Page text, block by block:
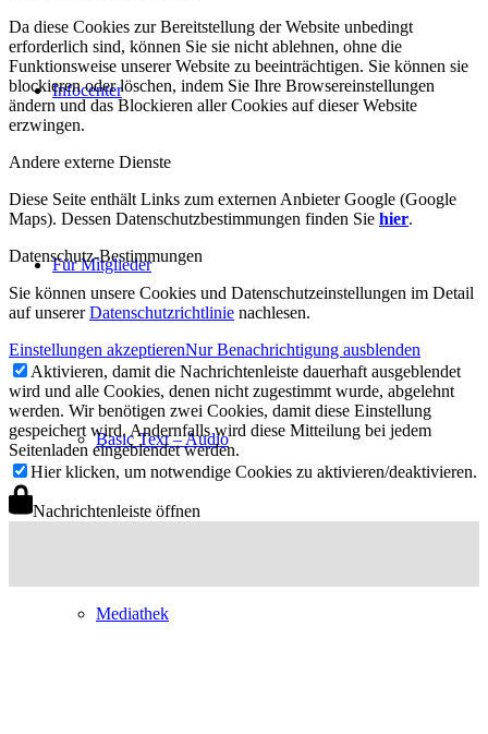
Infocenter
Für Mitglieder
Basic Text – Audio
Mediathek
Da diese Cookies zur Bereitstellung der Website unbedingt
erforderlich sind, können Sie sie nicht ablehnen, ohne die
Funktionsweise unserer Website zu beeinträchtigen. Sie können sie
blockieren oder löschen, indem Sie Ihre Browsereinstellungen
ändern und das Blockieren aller Cookies auf dieser Website
erzwingen.
Andere externe Dienste
Diese Seite enthält Links zum externen Anbieter Google (Google
Maps). Dessen Datenschutzbestimmungen finden Sie hier.
Datenschutz-Bestimmungen
Sie können unsere Cookies und Datenschutzeinstellungen im Detail
auf unsererDatenschutzrichtlinie nachlesen.
Einstellungen akzeptierenNur Benachrichtigung ausblenden
Aktivieren, damit die Nachrichtenleiste dauerhaft ausgeblendet
wird und alle Cookies, denen nicht zugestimmt wurde, abgelehnt
werden. Wir benötigen zwei Cookies, damit diese Einstellung
gespeichert wird. Andernfalls wird diese Mitteilung bei jedem
Seitenladen eingeblendet werden.
Hier klicken, um notwendige Cookies zu aktivieren/deaktivieren.
Nachrichtenleiste öffnen